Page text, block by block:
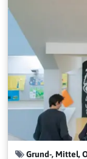
Grund-, Mittel,